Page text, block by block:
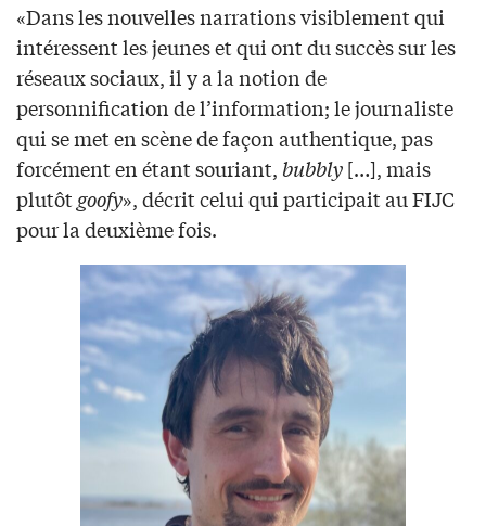
«Dans les nouvelles narrations visiblement qui
intéressent les jeunes et qui ont du succès sur les
réseaux sociaux, il y a la notion de
personnification de l’information; le journaliste
qui se met en scène de façon authentique, pas
forcément en étant souriant, bubbly[…], mais
plutôtgoofy», décrit celui qui participait au FIJC
pour la deuxième fois.